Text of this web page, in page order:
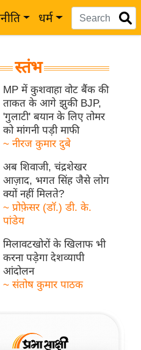
धर्म
स्तंभ
MP में कुशवाहा वोट बैंक की
ताकत के आगे झुकी BJP,
'गुलाटी' बयान के लिए तोमर
को मांगनी पड़ी माफी
~ नीरज कुमार दुबे
अब शिवाजी, चंद्रशेखर
आज़ाद, भगत सिंह जैसे लोग
क्यों नहीं मिलते?
~ प्रोफ़ेसर (डॉ.) डी. के.
पांडेय
मिलावटखोरों के खिलाफ भी
करना पड़ेगा देशव्यापी
आंदोलन
~ संतोष कुमार पाठक